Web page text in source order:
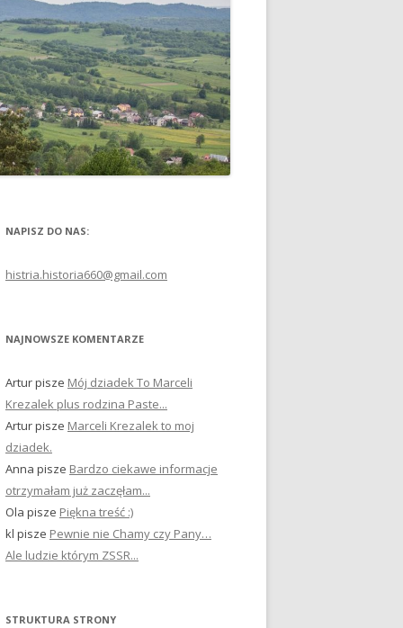
NAPISZ DO NAS:
histria.historia660@gmail.com
NAJNOWSZE KOMENTARZE
Arturpisze Mój dziadek To Marceli
Krezalek plus rodzina Paste...
Arturpisze Marceli Krezalek to moj
dziadek.
Anna pisze Bardzo ciekawe informacje
otrzymałam już zaczęłam...
Ola pisze Piękna treść :)
kl pisze Pewnie nie Chamy czy Pany…
Ale ludzie którym ZSSR...
STRUKTURA STRONY